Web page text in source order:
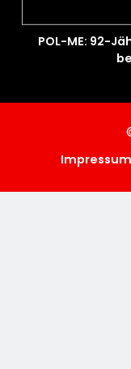
POL-ME: 92-
Impressum